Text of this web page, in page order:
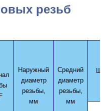
резьб
Наружный
диаметр
резьбы,
мм
Средний
диаметр
резьбы,
мм